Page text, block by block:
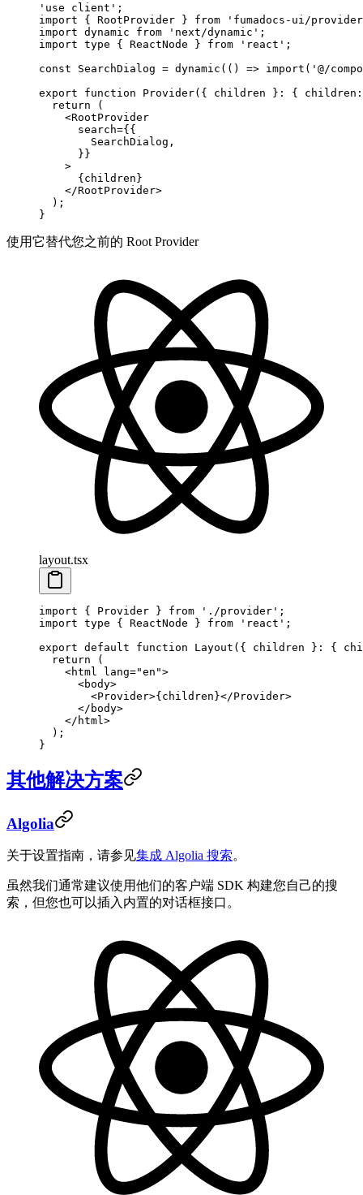
'use client' ;
import { RootProvider } from 'fumadocs-ui/
import dynamic from 'next/dynamic' ;
import type { ReactNode } from 'react' ;
const SearchDialog = dynamic (() => import ( '@/
export function Provider({ children } : { children :
  return
(
    <
RootProvider
      search
={{
        SearchDialog,
      }}
    >
      {children}
    </
RootProvider>
  );
}
使用它替代您之前的 Root Provider
layout.tsx
import { Provider } from './provider' ;
import type { ReactNode } from 'react' ;
export default function Layout ({ children } : {
  return
(
    <
html lang="en">
      <
body>
        <
Provider>{children}</Provider>
      </
body>
    </
html >
  );
}
其他解决方案
Algolia
关于设置指南，请参见集成 Algolia 搜索。
虽然我们通常建议使用他们的客户端 SDK 构建您自己的搜
索，但您也可以插入内置的对话框接口。